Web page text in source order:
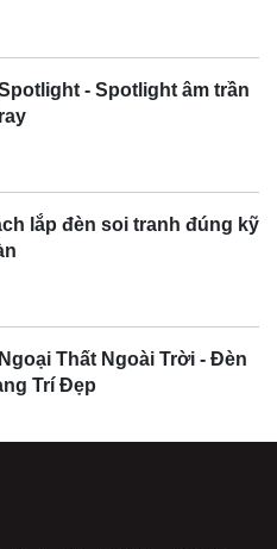
- Spotlight âm trần
lắp đèn soi tranh đúng kỹ
Thất Ngoài Trời - Đèn
Trí Đẹp